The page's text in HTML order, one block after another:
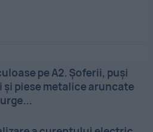
pe A2. Șoferii, puși
piese metalice aruncate